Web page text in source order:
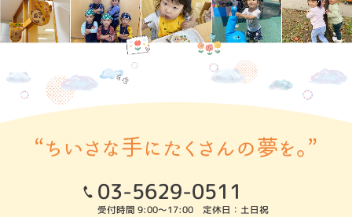
03-5629-0511
受付時間 9:00～17:00 定休日：土日祝